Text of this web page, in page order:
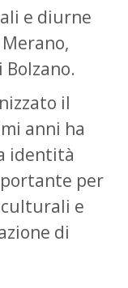
e diurne
Bolzano.
il
anni ha
identità
per
e
di